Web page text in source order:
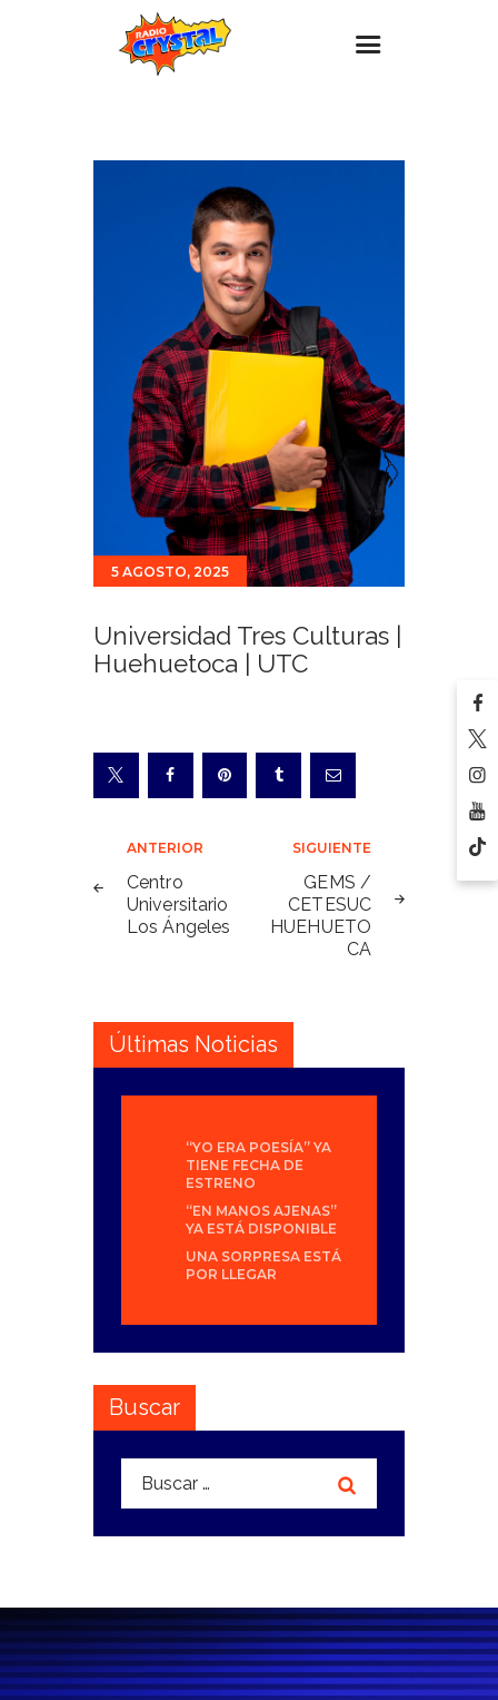
Promociones
Contacto
5 AGOSTO, 2025
Universidad Tres Culturas |
Huehuetoca | UTC
Navegación
de
entradas
ANTERIOR
Centro
Universitario
Los Ángeles
SIGUIENTE
GEMS /
CETESUC
HUEHUETO
CA
Últimas Noticias
“YO ERA POESÍA” YA
TIENE FECHA DE
ESTRENO
“EN MANOS AJENAS”
YA ESTÁ DISPONIBLE
UNA SORPRESA ESTÁ
POR LLEGAR
Buscar
Buscar: